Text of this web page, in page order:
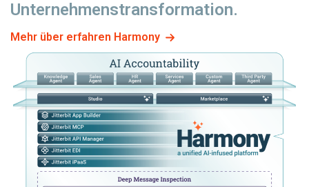
Unternehmenstransformation.
Mehr über erfahren Harmony